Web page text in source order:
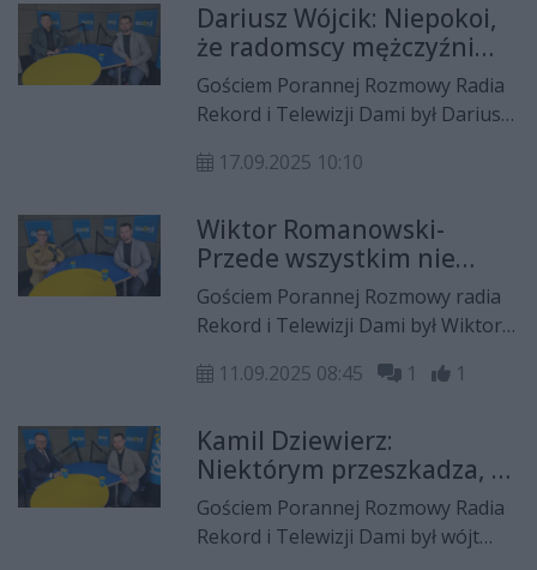
administracyjnego lotów.
Dariusz Wójcik: Niepokoi,
że radomscy mężczyźni
żyją krócej niż mężczyźni
w reszcie kraju
Gościem Porannej Rozmowy Radia
Rekord i Telewizji Dami był Dariusz
wczorajszą, nadzwyczajną sesję
17.09.2025 10:10
Wiktor Romanowski-
Przede wszystkim nie
panikujmy
Gościem Porannej Rozmowy radia
Rekord i Telewizji Dami był Wiktor
PSP w Radomiu. Opowiedział jak
zagrożenia ataku dronem
11.09.2025 08:45 1 1
Kamil Dziewierz:
Niektórym przeszkadza, że
jestem z PiSu a
rozmawiam z każdym
Gościem Porannej Rozmowy Radia
Rekord i Telewizji Dami był wójt